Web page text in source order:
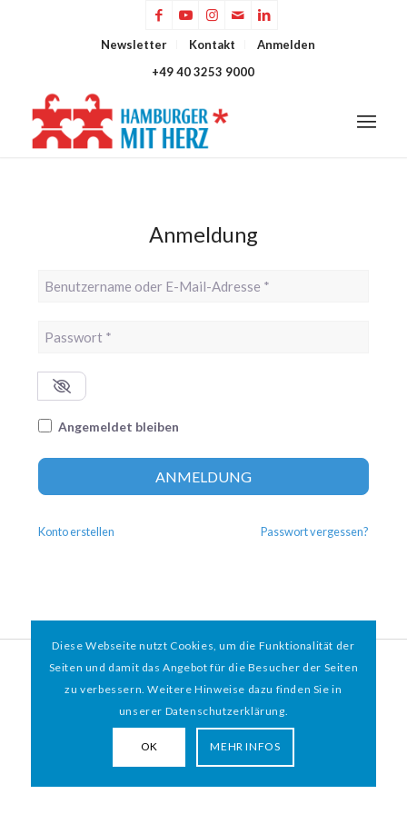
Newsletter Kontakt
Anmelden
+49 40 3253 9000
Anmeldung
Benutzername oder E-Mail-Adresse
Passwort *
Angemeldet bleiben
ANMELDUNG
Konto erstellen Passwort vergessen?
© 2026 HAMBURGER*MIT HERZ e.V. | WEBDESIGN BY WEBIGAMI
Diese Webseite nutzt Cookies, um die Funktionalität der
Seiten und damit das Angebot für die Besucher der Seiten
zu verbessern. Weitere Hinweise dazu finden Sie in
unserer Datenschutzerklärung.
OK MEHR INFOS